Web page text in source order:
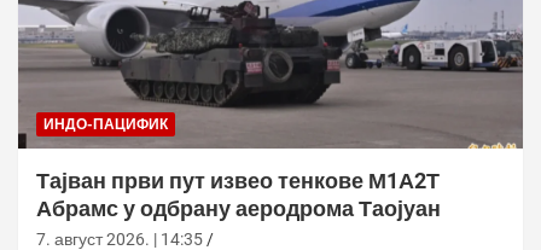
ИНДО-ПАЦИФИК
Тајван први пут извео тенкове М1А2Т
Абрамс у одбрану аеродрома Таојуан
7. август 2026. | 14:35